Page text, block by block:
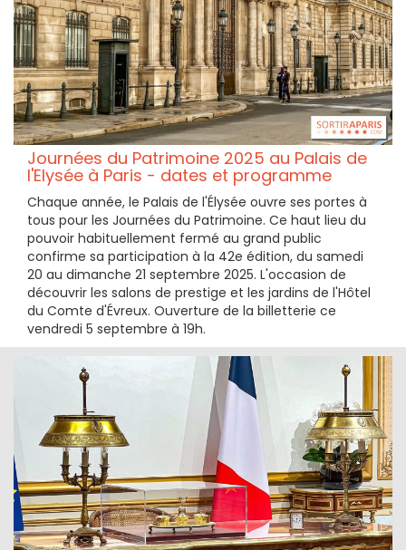
Journées du Patrimoine 2025 au Palais de
l'Elysée à Paris - dates et programme
Chaque année, le Palais de l'Élysée ouvre ses portes à
tous pour les Journées du Patrimoine. Ce haut lieu du
pouvoir habituellement fermé au grand public
confirme sa participation à la 42e édition, du samedi
20 au dimanche 21 septembre 2025. L'occasion de
découvrir les salons de prestige et les jardins de l'Hôtel
du Comte d'Évreux. Ouverture de la billetterie ce
vendredi 5 septembre à 19h.